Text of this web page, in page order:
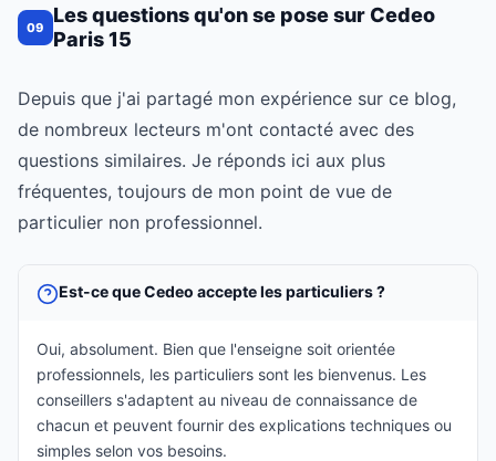
09
Les questions qu'on se pose sur Cedeo
Paris 15
Depuis que j'ai partagé mon expérience sur ce blog,
de nombreux lecteurs m'ont contacté avec des
questions similaires. Je réponds ici aux plus
fréquentes, toujours de mon point de vue de
particulier non professionnel.
Est-ce que Cedeo accepte les particuliers ?
Oui, absolument. Bien que l'enseigne soit orientée
professionnels, les particuliers sont les bienvenus. Les
conseillers s'adaptent au niveau de connaissance de
chacun et peuvent fournir des explications techniques ou
simples selon vos besoins.